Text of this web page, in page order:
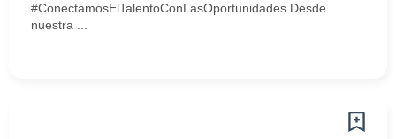
#ConectamosElTalentoConLasOportunidades Desde
nuestra ...